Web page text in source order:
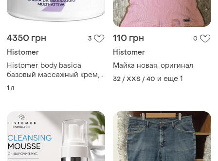
4350 грн 3
Histomer
Histomer body basica
базовый массажный крем,
1000 мл
1 л
110 грн 0
Histomer
Майка новая, оригинал
32 / XXS / 40 и еще 1